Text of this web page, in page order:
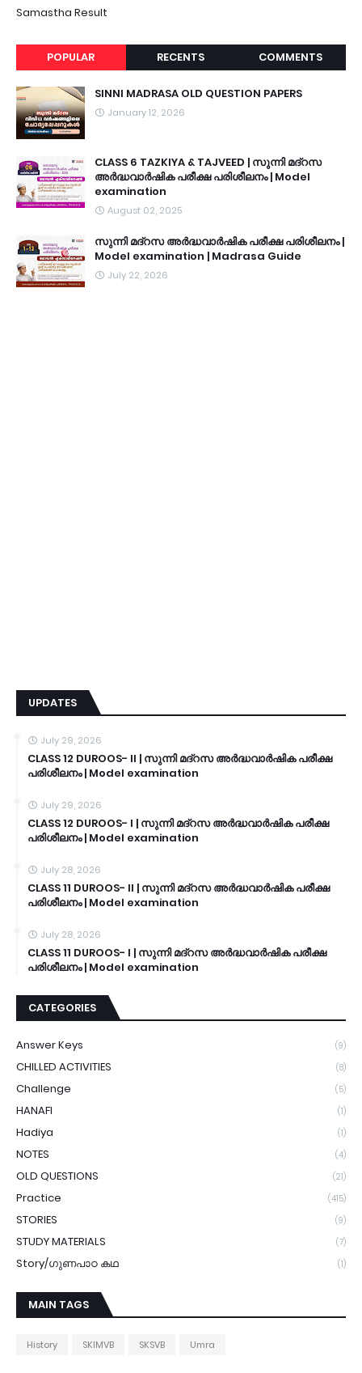
Samastha Result
POPULAR RECENTS COMMENTS
SINNI MADRASA OLD QUESTION PAPERS
January 12, 2026
CLASS 6 TAZKIYA & TAJVEED | സുന്നി മദ്റസ
അർദ്ധവാർഷിക പരീക്ഷ പരിശീലനം | Model
examination
August 02, 2025
സുന്നി മദ്റസ അർദ്ധവാർഷിക പരീക്ഷ പരിശീലനം |
Model examination | Madrasa Guide
July 22, 2026
UPDATES
July 29, 2026
CLASS 12 DUROOS- II | സുന്നി മദ്റസ അർദ്ധവാർഷിക പരീക്ഷ
പരിശീലനം | Model examination
July 29, 2026
CLASS 12 DUROOS- I | സുന്നി മദ്റസ അർദ്ധവാർഷിക പരീക്ഷ
പരിശീലനം | Model examination
July 28, 2026
CLASS 11 DUROOS- II | സുന്നി മദ്റസ അർദ്ധവാർഷിക പരീക്ഷ
പരിശീലനം | Model examination
July 28, 2026
CLASS 11 DUROOS- I | സുന്നി മദ്റസ അർദ്ധവാർഷിക പരീക്ഷ
പരിശീലനം | Model examination
CATEGORIES
Answer Keys (9)
CHILLED ACTIVITIES (8)
Challenge (5)
HANAFI (1)
Hadiya (1)
NOTES (4)
OLD QUESTIONS (21)
Practice (415)
STORIES (9)
STUDY MATERIALS (7)
Story/ഗുണപാഠ കഥ (1)
MAIN TAGS
History SKIMVB SKSVB Umra